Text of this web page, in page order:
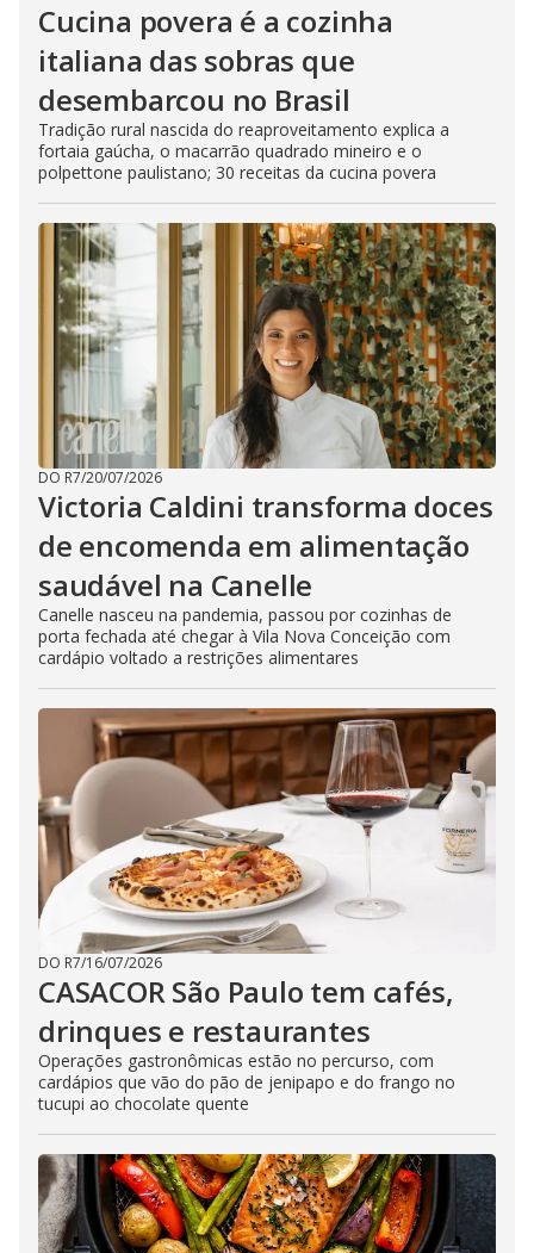
Cucina povera é a cozinha
italiana das sobras que
desembarcou no Brasil
Tradição rural nascida do reaproveitamento explica a
fortaia gaúcha, o macarrão quadrado mineiro e o
polpettone paulistano; 30 receitas da cucina povera
DO R7/20/07/2026
Victoria Caldini transforma doces
de encomenda em alimentação
saudável na Canelle
Canelle nasceu na pandemia, passou por cozinhas de
porta fechada até chegar à Vila Nova Conceição com
cardápio voltado a restrições alimentares
DO R7/16/07/2026
CASACOR São Paulo tem cafés,
drinques e restaurantes
Operações gastronômicas estão no percurso, com
cardápios que vão do pão de jenipapo e do frango no
tucupi ao chocolate quente